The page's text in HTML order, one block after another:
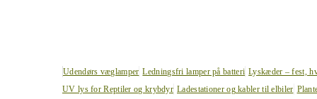
Udendørs væglamper Ledningsfri lamper på batteri Lyskæder – fest,
UV lys for Reptiler og krybdyr Ladestationer og kabler til elbiler